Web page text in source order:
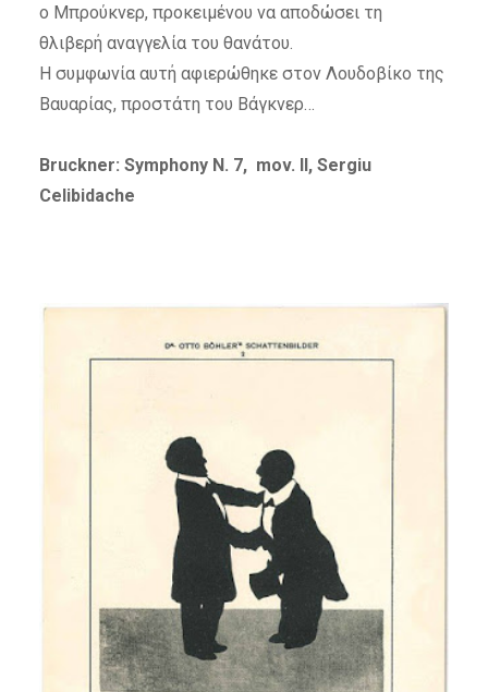
ο Μπρούκνερ, προκειμένου να αποδώσει τη
θλιβερή αναγγελία του θανάτου.
Η συμφωνία αυτή αφιερώθηκε στον Λουδοβίκο της
Βαυαρίας, προστάτη του Βάγκνερ…
Bruckner: Symphony N. 7, mov. ΙΙ, Sergiu
Celibidache